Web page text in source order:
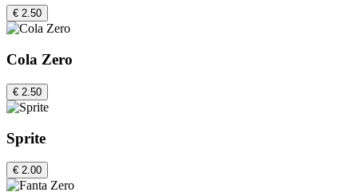
€ 2.50
Cola Zero
€ 2.50
Sprite
€ 2.00